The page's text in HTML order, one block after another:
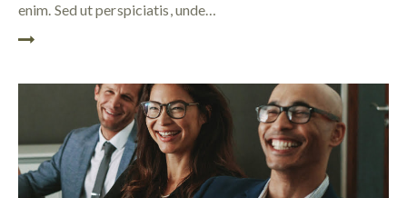
enim. Sed ut perspiciatis, unde…